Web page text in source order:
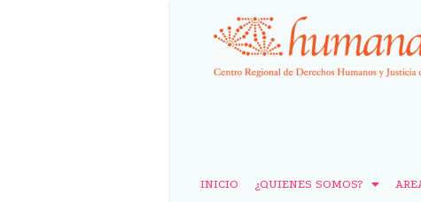
INICIO ¿QUIENES SOMOS?